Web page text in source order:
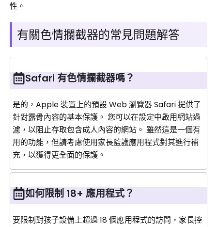
性。
有關色情攔截器的常見問題解答
Safari 有色情攔截器嗎？
是的，Apple 裝置上的預設 Web 瀏覽器 Safari 提供了
針對露骨內容的基本保護。 您可以在設定中啟用網站過
濾，以阻止存取包含成人內容的網站。 雖然這是一個有
用的功能，但請考慮使用家長監護應用程式對其進行補
充，以獲得更全面的保護。
如何限制 18+ 應用程式？
要限制對孩子設備上超過 18 個應用程式的訪問，家長控